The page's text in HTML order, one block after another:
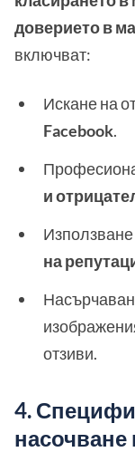
доверието в
включват:
Искане на
Facebook.
и
Използване
на
отзиви.
4.